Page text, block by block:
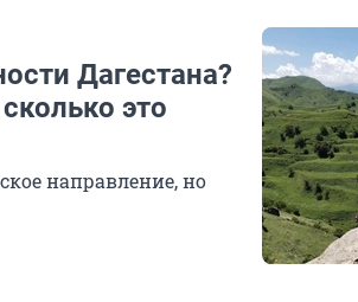
Дагестана?
это
направление, но